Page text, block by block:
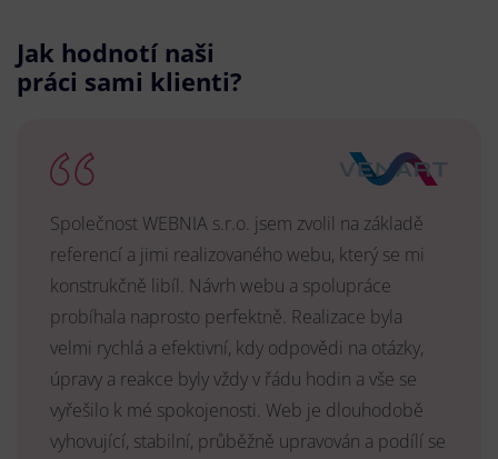
Jak hodnotí naši
práci sami klienti?
Společnost WEBNIA s.r.o. jsem zvolil na základě
referencí a jimi realizovaného webu, který se mi
konstrukčně libíl. Návrh webu a spolupráce
probíhala naprosto perfektně. Realizace byla
velmi rychlá a efektivní, kdy odpovědi na otázky,
úpravy a reakce byly vždy v řádu hodin a vše se
vyřešilo k mé spokojenosti. Web je dlouhodobě
vyhovující, stabilní, průběžně upravován a podílí se